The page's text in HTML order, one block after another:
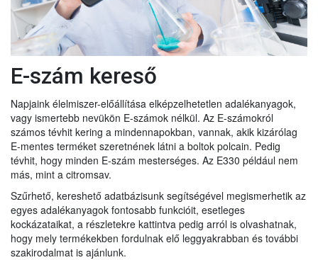
E-szám kereső
Napjaink élelmiszer-előállítása elképzelhetetlen adalékanyagok,
vagy ismertebb nevükön E-számok nélkül. Az E-számokról
számos tévhit kering a mindennapokban, vannak, akik kizárólag
E-mentes terméket szeretnének látni a boltok polcain. Pedig
tévhit, hogy minden E-szám mesterséges. Az E330 például nem
más, mint a citromsav.
Szűrhető, kereshető adatbázisunk segítségével megismerhetik az
egyes adalékanyagok fontosabb funkcióit, esetleges
kockázataikat, a részletekre kattintva pedig arról is olvashatnak,
hogy mely termékekben fordulnak elő leggyakrabban és további
szakirodalmat is ajánlunk.